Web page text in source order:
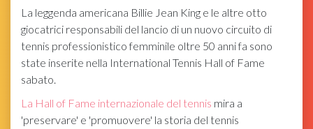
La leggenda americana Billie Jean King e le altre otto
giocatrici responsabili del lancio di un nuovo circuito di
tennis professionistico femminile oltre 50 anni fa sono
state inserite nella International Tennis Hall of Fame
sabato.
La Hall of Fame internazionale del tennis mira a
'preservare' e 'promuovere' la storia del tennis